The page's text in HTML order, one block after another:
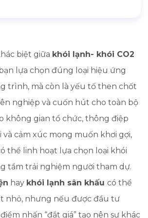
biệt giữa khói lạnh- khói CO2
lựa chọn đúng loại hiệu ứng
trình, mà còn là yếu tố then chốt
nghiệp và cuốn hút cho toàn bộ
không gian tổ chức, thông điệp
cảm xúc mong muốn khơi gợi,
thể linh hoạt lựa chọn loại khói
tầm trải nghiệm người tham dự.
hay khói lạnh sân khấu có thể
nhỏ, nhưng nếu được đầu tư
nhấn “đắt giá” tạo nên sự khác